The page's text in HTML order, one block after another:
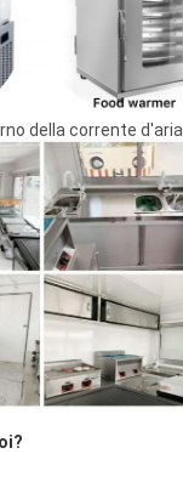
della corrente d'aria